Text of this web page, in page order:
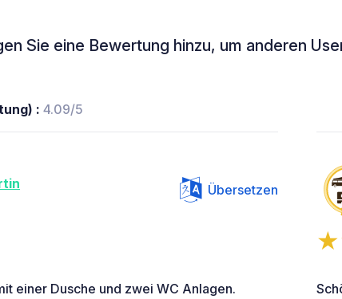
Sie eine Bewertung hinzu, um anderen
: 4.09/5
Übersetzen
einer Dusche und zwei WC Anlagen.